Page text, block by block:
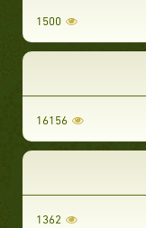
1500
16156
1362